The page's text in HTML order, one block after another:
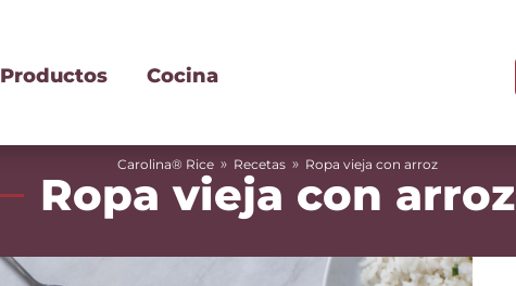
Productos Cocina
Carolina® Rice » Recetas » Ropa vieja con arroz
Ropa vieja con arroz